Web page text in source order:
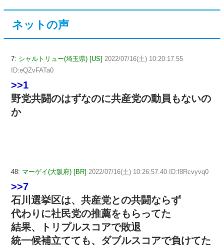
ネットの声
7: シャルトリュー(埼玉県) [US] 2022/07/16(土) 10:20:17.55
ID:eQZvFATa0
>>1
野党共闘のはずなのに共産党の動員もないの
か
48: マーゲイ(大阪府) [BR] 2022/07/16(土) 10:26:57.40 ID:f8Rcvyvq0
>>7
石川選挙区は、共産党との共闘ならず
代わりに社民党の推薦をもらってた
結果、トリプルスコアで敗退
統一候補立てても、ダブルスコアで負けてた